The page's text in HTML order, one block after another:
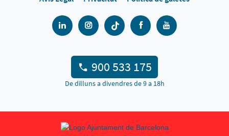
900 533 175
De dilluns a divendres de 9 a 18h